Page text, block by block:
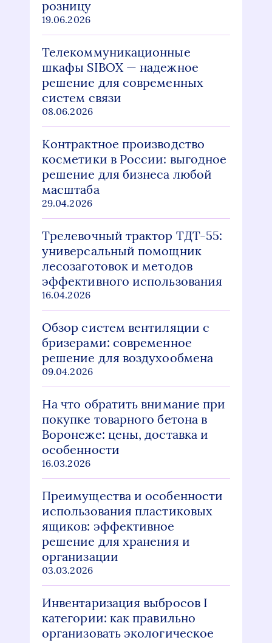
розницу
19.06.2026
Телекоммуникационные
шкафы SIBOX — надежное
решение для современных
систем связи
08.06.2026
Контрактное производство
косметики в России: выгодное
решение для бизнеса любой
масштаба
29.04.2026
Трелевочный трактор ТДТ-55:
универсальный помощник
лесозаготовок и методов
эффективного использования
16.04.2026
Обзор систем вентиляции с
бризерами: современное
решение для воздухообмена
09.04.2026
На что обратить внимание при
покупке товарного бетона в
Воронеже: цены, доставка и
особенности
16.03.2026
Преимущества и особенности
использования пластиковых
ящиков: эффективное
решение для хранения и
организации
03.03.2026
Инвентаризация выбросов I
категории: как правильно
организовать экологическое